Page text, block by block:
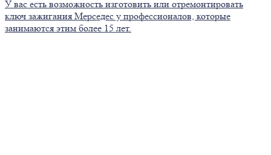
У вас есть возможность изготовить или отремонтировать
ключ зажигания Мерседес у профессионалов, которые
занимаются этим более 15 лет.